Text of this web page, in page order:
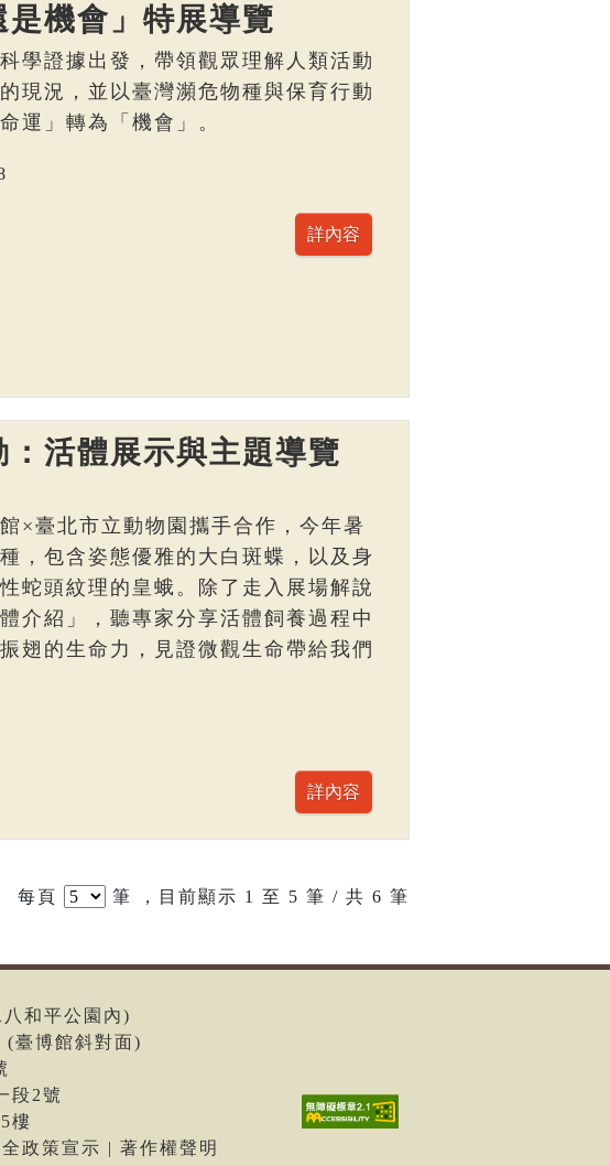
是機會」特展導覽
學證據出發，帶領觀眾理解人類活動
現況，並以臺灣瀕危物種與保育行動
運」轉為「機會」。
：活體展示與主題導覽
×臺北市立動物園攜手合作，今年暑
，包含姿態優雅的大白斑蝶，以及身
蛇頭紋理的皇蛾。除了走入展場解說
介紹」，聽專家分享活體飼養過程中
翅的生命力，見證微觀生命帶給我們
每頁 筆 ，目前顯示 1 至 5 筆 / 共 6 筆
和平公園內)
臺博館斜對面)
段2號
樓
政策宣示 | 著作權聲明